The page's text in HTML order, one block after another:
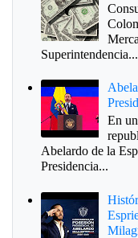
Superintendencia...
En
Abelardo de la
Presidencia...